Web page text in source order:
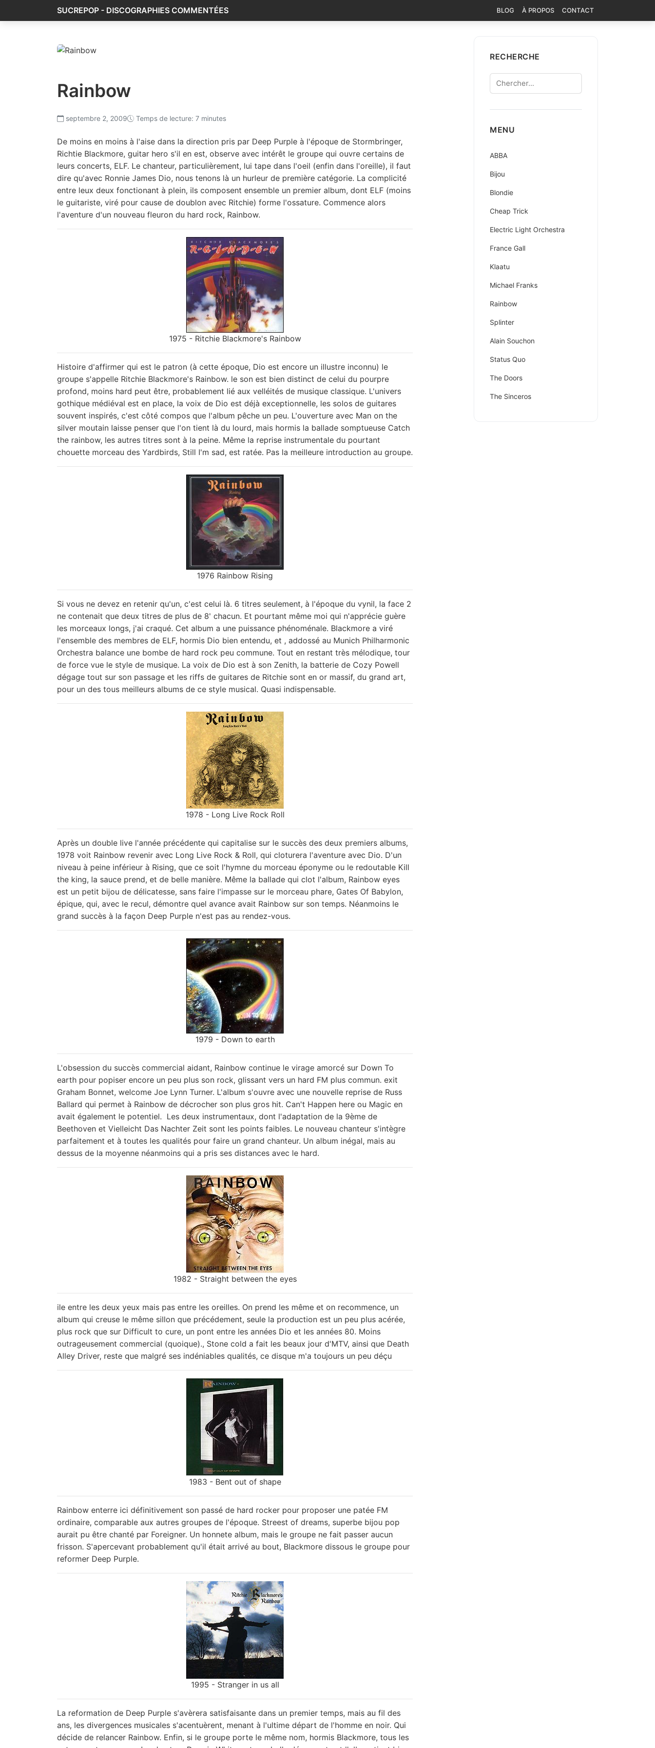
SUCREPOP - DISCOGRAPHIES COMMENTÉES BLOG À PROPOS CONTACT
Rainbow
septembre 2, 2009 Temps de lecture: 7 minutes
De moins en moins à l'aise dans la direction pris par Deep Purple à l'époque de Stormbringer,
Richtie Blackmore, guitar hero s'il en est, observe avec intérêt le groupe qui ouvre certains de
leurs concerts, ELF. Le chanteur, particulièrement, lui tape dans l'oeil (enfin dans l'oreille), il faut
dire qu'avec Ronnie James Dio, nous tenons là un hurleur de première catégorie. La complicité
entre leux deux fonctionant à plein, ils composent ensemble un premier album, dont ELF (moins
le guitariste, viré pour cause de doublon avec Ritchie) forme l'ossature. Commence alors
l'aventure d'un nouveau fleuron du hard rock, Rainbow.
1975 - Ritchie Blackmore's Rainbow
Histoire d'affirmer qui est le patron (à cette époque, Dio est encore un illustre inconnu) le
groupe s'appelle Ritchie Blackmore's Rainbow. le son est bien distinct de celui du pourpre
profond, moins hard peut être, probablement lié aux velléités de musique classique. L'univers
gothique médiéval est en place, la voix de Dio est déjà exceptionnelle, les solos de guitares
souvent inspirés, c'est côté compos que l'album pêche un peu. L'ouverture avec Man on the
silver moutain laisse penser que l'on tient là du lourd, mais hormis la ballade somptueuse Catch
the rainbow, les autres titres sont à la peine. Même la reprise instrumentale du pourtant
chouette morceau des Yardbirds, Still I'm sad, est ratée. Pas la meilleure introduction au groupe.
1976 Rainbow Rising
Si vous ne devez en retenir qu'un, c'est celui là. 6 titres seulement, à l'époque du vynil, la face 2
ne contenait que deux titres de plus de 8' chacun. Et pourtant même moi qui n'apprécie guère
les morceaux longs, j'ai craqué. Cet album a une puissance phénoménale. Blackmore a viré
l'ensemble des membres de ELF, hormis Dio bien entendu, et , addossé au Munich Philharmonic
Orchestra balance une bombe de hard rock peu commune. Tout en restant très mélodique, tour
de force vue le style de musique. La voix de Dio est à son Zenith, la batterie de Cozy Powell
dégage tout sur son passage et les riffs de guitares de Ritchie sont en or massif, du grand art,
pour un des tous meilleurs albums de ce style musical. Quasi indispensable.
1978 - Long Live Rock Roll
Après un double live l'année précédente qui capitalise sur le succès des deux premiers albums,
1978 voit Rainbow revenir avec Long Live Rock & Roll, qui cloturera l'aventure avec Dio. D'un
niveau à peine inférieur à Rising, que ce soit l'hymne du morceau éponyme ou le redoutable Kill
the king, la sauce prend, et de belle manière. Même la ballade qui clot l'album, Rainbow eyes
est un petit bijou de délicatesse, sans faire l'impasse sur le morceau phare, Gates Of Babylon,
épique, qui, avec le recul, démontre quel avance avait Rainbow sur son temps. Néanmoins le
grand succès à la façon Deep Purple n'est pas au rendez-vous.
1979 - Down to earth
L'obsession du succès commercial aidant, Rainbow continue le virage amorcé sur Down To
earth pour popiser encore un peu plus son rock, glissant vers un hard FM plus commun. exit
Graham Bonnet, welcome Joe Lynn Turner. L'album s'ouvre avec une nouvelle reprise de Russ
Ballard qui permet à Rainbow de décrocher son plus gros hit. Can't Happen here ou Magic en
avait également le potentiel. Les deux instrumentaux, dont l'adaptation de la 9ème de
Beethoven et Vielleicht Das Nachter Zeit sont les points faibles. Le nouveau chanteur s'intègre
parfaitement et à toutes les qualités pour faire un grand chanteur. Un album inégal, mais au
dessus de la moyenne néanmoins qui a pris ses distances avec le hard.
1982 - Straight between the eyes
ile entre les deux yeux mais pas entre les oreilles. On prend les même et on recommence, un
album qui creuse le même sillon que précédement, seule la production est un peu plus acérée,
plus rock que sur Difficult to cure, un pont entre les années Dio et les années 80. Moins
outrageusement commercial (quoique)., Stone cold a fait les beaux jour d'MTV, ainsi que Death
Alley Driver, reste que malgré ses indéniables qualités, ce disque m'a toujours un peu déçu
1983 - Bent out of shape
Rainbow enterre ici définitivement son passé de hard rocker pour proposer une patée FM
ordinaire, comparable aux autres groupes de l'époque. Streest of dreams, superbe bijou pop
aurait pu être chanté par Foreigner. Un honnete album, mais le groupe ne fait passer aucun
frisson. S'apercevant probablement qu'il était arrivé au bout, Blackmore dissous le groupe pour
reformer Deep Purple.
1995 - Stranger in us all
La reformation de Deep Purple s'avèrera satisfaisante dans un premier temps, mais au fil des
ans, les divergences musicales s'acentuèrent, menant à l'ultime départ de l'homme en noir. Qui
décide de relancer Rainbow. Enfin, si le groupe porte le même nom, hormis Blackmore, tous les
RECHERCHE
Chercher
MENU
ABBA
Bijou
Blondie
Cheap Trick
Electric Light Orchestra
France Gall
Klaatu
Michael Franks
Rainbow
Splinter
Alain Souchon
Status Quo
The Doors
The Sinceros